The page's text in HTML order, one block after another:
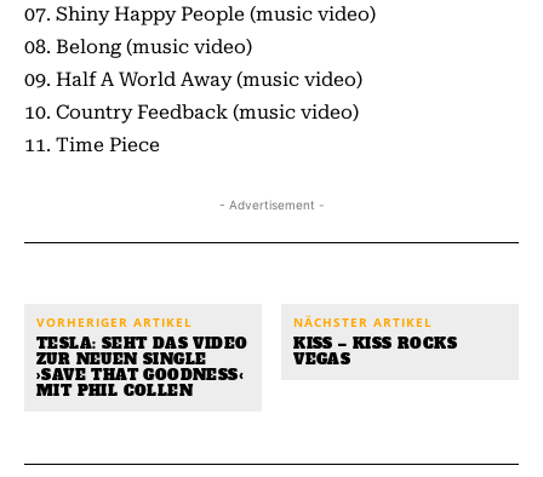
07. Shiny Happy People (music video)
08. Belong (music video)
09. Half A World Away (music video)
10. Country Feedback (music video)
11. Time Piece
- Advertisement -
VORHERIGER ARTIKEL
TESLA: SEHT DAS VIDEO
ZUR NEUEN SINGLE
›SAVE THAT GOODNESS‹
MIT PHIL COLLEN
NÄCHSTER ARTIKEL
KISS – KISS ROCKS
VEGAS